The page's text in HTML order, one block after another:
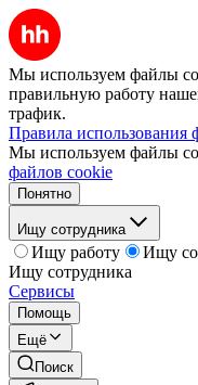
Мы используем файлы
правильную работу
трафик.
Правила использования
Мы используем файлы
файлов cookie
Понятно
Ищу сотрудника
Ищу работу
Ищу
Ищу сотрудника
Сервисы
Помощь
Ещё
Поиск